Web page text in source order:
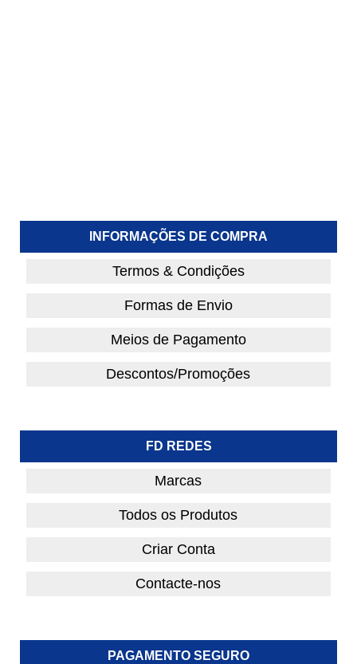
INFORMAÇÕES DE COMPRA
Termos & Condições
Formas de Envio
Meios de Pagamento
Descontos/Promoções
FD REDES
Marcas
Todos os Produtos
Criar Conta
Contacte-nos
PAGAMENTO SEGURO